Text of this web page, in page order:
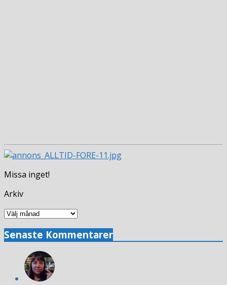
Missa inget!
Arkiv
Arkiv
Senaste Kommentarer